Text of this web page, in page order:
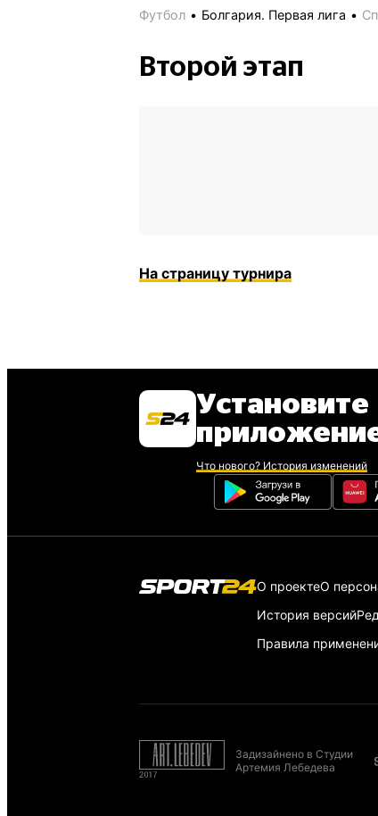
Футбол Болгария. Первая лига
Второй этап
На страницу турнира
Установите
Что нового? История изменений
О проектеО
История версий
Правила
Задизайнено в Студии
Артемия Лебедева